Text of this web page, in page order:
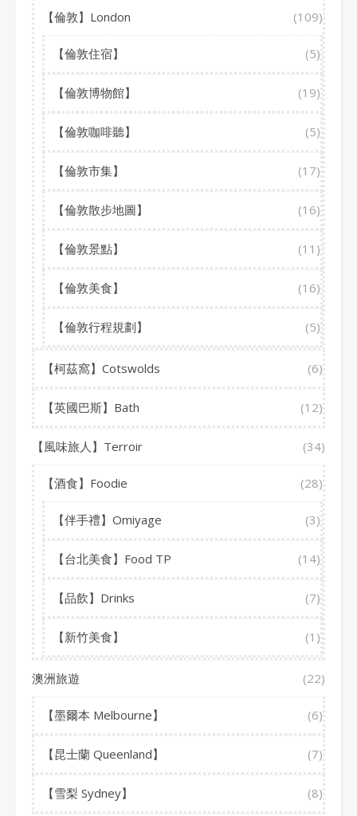
【倫敦】London (109)
【倫敦住宿】 (5)
【倫敦博物館】 (19)
【倫敦咖啡聽】 (5)
【倫敦市集】 (17)
【倫敦散步地圖】 (16)
【倫敦景點】 (11)
【倫敦美食】 (16)
【倫敦行程規劃】 (5)
【柯茲窩】Cotswolds (6)
【英國巴斯】Bath (12)
【風味旅人】Terroir (34)
【酒食】Foodie (28)
【伴手禮】Omiyage (3)
【台北美食】Food TP (14)
【品飲】Drinks (7)
【新竹美食】 (1)
澳洲旅遊 (22)
【墨爾本 Melbourne】 (6)
【昆士蘭 Queenland】 (7)
【雪梨 Sydney】 (8)